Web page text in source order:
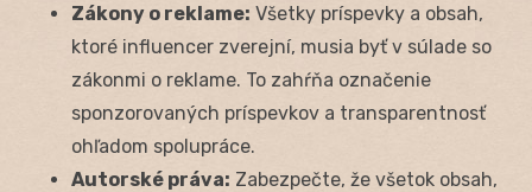
Zákony o reklame: Všetky príspevky a obsah,
ktoré influencer zverejní, musia byť v súlade so
zákonmi o reklame. To zahŕňa označenie
sponzorovaných príspevkov a transparentnosť
ohľadom spolupráce.
Autorské práva: Zabezpečte, že všetok obsah,